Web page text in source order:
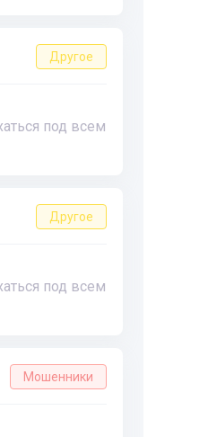
Другое
под всем
Другое
под всем
Мошенники